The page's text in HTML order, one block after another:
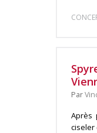
Par
Après
ciseler